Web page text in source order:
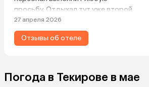
просьбу. Отдыхал тут уже второй
раз, все идеально, нравится, и
даже номер дали тот, который
был в декабре 2025, похвально,
27 апреля 2026
Отзывы об отеле
Погода в Текирове в мае